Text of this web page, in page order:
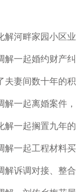
解一起工程材料